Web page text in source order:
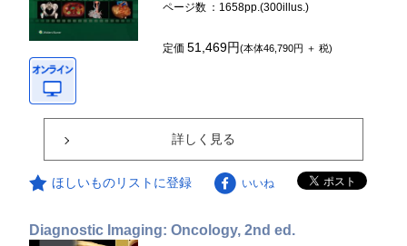
ページ数 ：1658pp.(300illus.)
定価51,469円(本体46,790円 ＋ 税)
詳しく見る
ほしいものリストに登録 いいね
Diagnostic Imaging: Oncology, 2nd ed.